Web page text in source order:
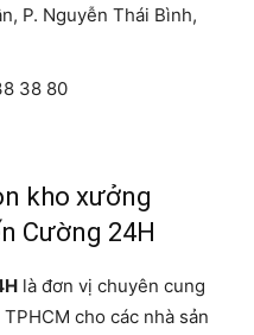
P. Nguyễn Thái Bình,
38 80
kho xưởng
Cường 24H
là đơn vị chuyên cung
cho các nhà sản